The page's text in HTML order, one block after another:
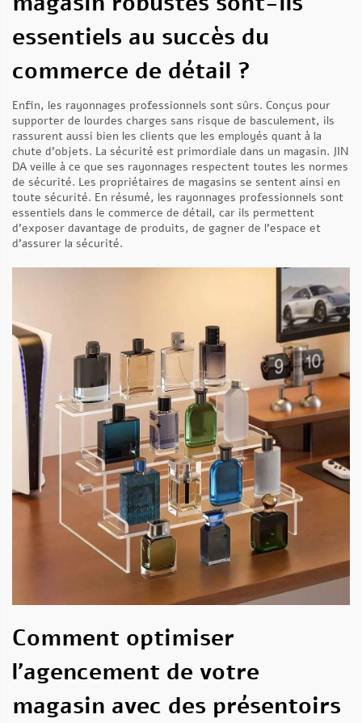
essentiels au succès du
commerce de détail ?
Enfin, les rayonnages professionnels sont sûrs. Conçus pour
supporter de lourdes charges sans risque de basculement, ils
rassurent aussi bien les clients que les employés quant à la
chute d’objets. La sécurité est primordiale dans un magasin. JIN
DA veille à ce que ses rayonnages respectent toutes les normes
de sécurité. Les propriétaires de magasins se sentent ainsi en
toute sécurité. En résumé, les rayonnages professionnels sont
essentiels dans le commerce de détail, car ils permettent
d’exposer davantage de produits, de gagner de l’espace et
d’assurer la sécurité.
Comment optimiser
l’agencement de votre
magasin avec des présentoirs